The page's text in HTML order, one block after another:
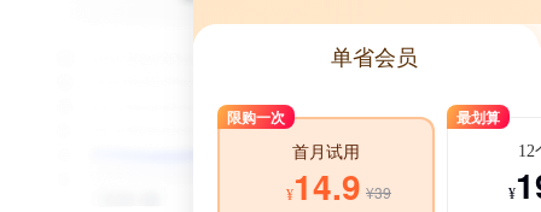
单省会员
限购一次
首月试用
¥14.9 ¥39
最划算
12
¥